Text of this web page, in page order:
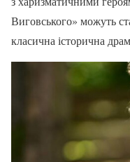
Виговського» можуть
класична історична